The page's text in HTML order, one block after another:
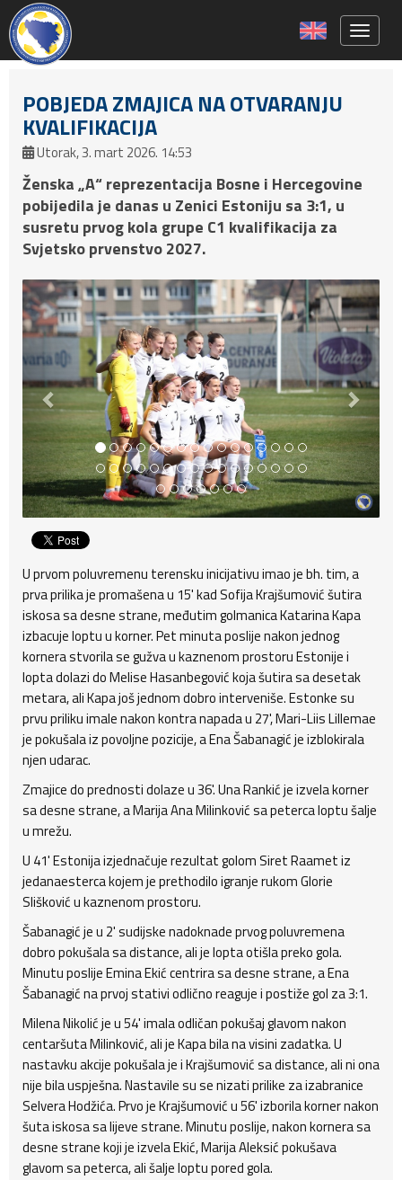
POBJEDA ZMAJICA NA OTVARANJU
KVALIFIKACIJA
Utorak, 3. mart 2026. 14:53
Ženska „A“ reprezentacija Bosne i Hercegovine
pobijedila je danas u Zenici Estoniju sa 3:1, u
susretu prvog kola grupe C1 kvalifikacija za
Svjetsko prvenstvo 2027.
U prvom poluvremenu terensku inicijativu imao je bh. tim, a
prva prilika je promašena u 15' kad Sofija Krajšumović šutira
iskosa sa desne strane, međutim golmanica Katarina Kapa
izbacuje loptu u korner. Pet minuta poslije nakon jednog
kornera stvorila se gužva u kaznenom prostoru Estonije i
lopta dolazi do Melise Hasanbegović koja šutira sa desetak
metara, ali Kapa još jednom dobro interveniše. Estonke su
prvu priliku imale nakon kontra napada u 27', Mari-Liis Lillemae
je pokušala iz povoljne pozicije, a Ena Šabanagić je izblokirala
njen udarac.
Zmajice do prednosti dolaze u 36'. Una Rankić je izvela korner
sa desne strane, a Marija Ana Milinković sa peterca loptu šalje
u mrežu.
U 41' Estonija izjednačuje rezultat golom Siret Raamet iz
jedanaesterca kojem je prethodilo igranje rukom Glorie
Slišković u kaznenom prostoru.
Šabanagić je u 2' sudijske nadoknade prvog poluvremena
dobro pokušala sa distance, ali je lopta otišla preko gola.
Minutu poslije Emina Ekić centrira sa desne strane, a Ena
Šabanagić na prvoj stativi odlično reaguje i postiže gol za 3:1.
Milena Nikolić je u 54' imala odličan pokušaj glavom nakon
centaršuta Milinković, ali je Kapa bila na visini zadatka. U
nastavku akcije pokušala je i Krajšumović sa distance, ali ni ona
nije bila uspješna. Nastavile su se nizati prilike za izabranice
Selvera Hodžića. Prvo je Krajšumović u 56' izborila korner nakon
šuta iskosa sa lijeve strane. Minutu poslije, nakon kornera sa
desne strane koji je izvela Ekić, Marija Aleksić pokušava
glavom sa peterca, ali šalje loptu pored gola.